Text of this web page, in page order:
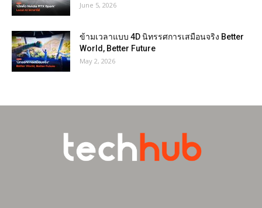
June 5, 2026
ข้ามเวลาแบบ 4D นิทรรศการเสมือนจริง Better
World, Better Future
May 2, 2026